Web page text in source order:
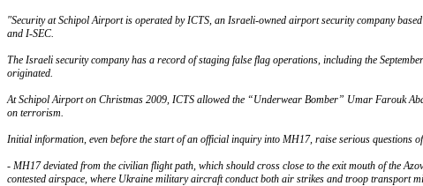
"Security at Schipol Airport is operated by ICTS, an Israeli-owned airport security company
and I-SEC.
The Israeli security company has a record of staging false flag operations, including the
originated.
At Schipol Airport on Christmas 2009, ICTS allowed the “Underwear Bomber” Umar Farouk
on terrorism.
Initial information, even before the start of an official inquiry into MH17, raise serious questions
- MH17 deviated from the civilian flight path, which should cross close to the exit mouth of the
contested airspace, where Ukraine military aircraft conduct both air strikes and troop transport